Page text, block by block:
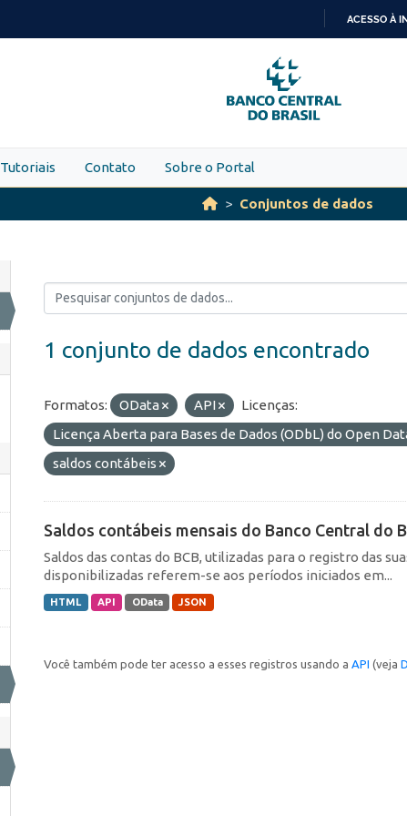
PARA
O
CONTEÚDO
ACESSO À
Tutoriais Contato Sobre o Portal
Conjuntos de dados
1 conjunto de dados encontrado
Formatos: OData API
Licenças:
Licença Aberta para Bases de Dados (ODbL) do Open
saldos contábeis
Saldos contábeis mensais do Banco Central do
Saldos das contas do BCB, utilizadas para o registro das
disponibilizadas referem-se aos períodos iniciados em...
HTML API OData JSON
Você também pode ter acesso a esses registros usando a API (veja